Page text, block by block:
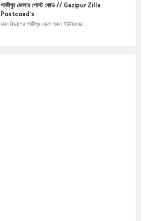
গাজীপুর জেলার পোস্ট কোড // Gazipur Zilla
Postcoad's
ঢাকা বিভাগের গাজীপুর জেলা সকল ইউনিয়নের...